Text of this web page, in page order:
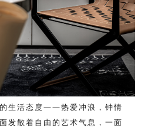
生活态度——热爱冲浪，钟情
发散着自由的艺术气息，一面